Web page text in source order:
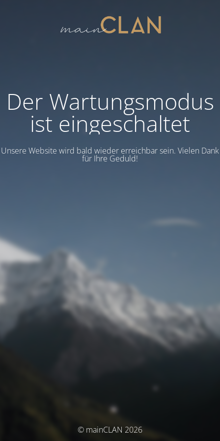
Der Wartungsmodus
ist eingeschaltet
Unsere Website wird bald wieder erreichbar sein. Vielen Dank
für Ihre Geduld!
© mainCLAN 2026